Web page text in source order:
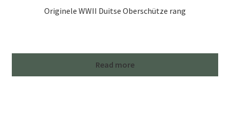
Originele WWII Duitse Oberschütze rang
Read more